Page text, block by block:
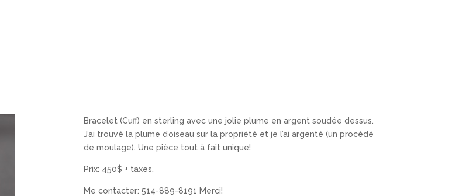
Bracelet (Cuff) en sterling avec une jolie plume en argent soudée dessus.
J’ai trouvé la plume d’oiseau sur la propriété et je l’ai argenté (un procédé
de moulage). Une pièce tout à fait unique!
Prix: 450$ + taxes.
Me contacter: 514-889-8191 Merci!